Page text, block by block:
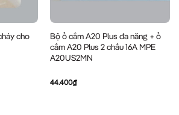
cho
Bộ ổ cắm A20 Plus đa năng + ổ
cắm A20 Plus 2 chấu 16A MPE
A20US2MN
44.400₫